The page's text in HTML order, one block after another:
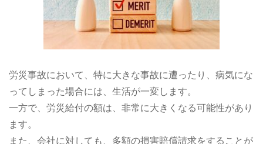
労災事故において、特に大きな事故に遭ったり、病気にな
ってしまった場合には、生活が一変します。
一方で、労災給付の額は、非常に大きくなる可能性があり
ます。
また、会社に対しても、多額の損害賠償請求をすることが